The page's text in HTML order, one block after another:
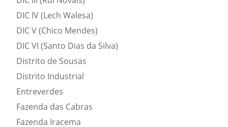
DIC IV (Lech Walesa)
DIC V (Chico Mendes)
DIC VI (Santo Dias da Silva)
Distrito de Sousas
Distrito Industrial
Entreverdes
Fazenda das Cabras
Fazenda Iracema